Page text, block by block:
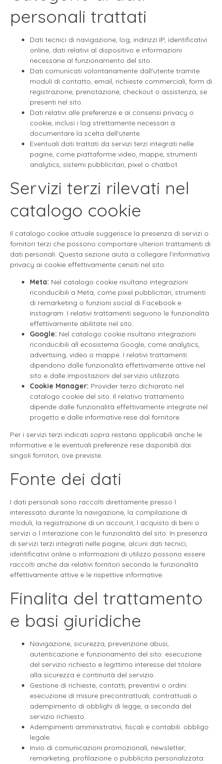
personali trattati
Dati tecnici di navigazione, log, indirizzi IP, identificativi
online, dati relativi al dispositivo e informazioni
necessarie al funzionamento del sito.
Dati comunicati volontariamente dall'utente tramite
moduli di contatto, email, richieste commerciali, form di
registrazione, prenotazione, checkout o assistenza, se
presenti nel sito.
Dati relativi alle preferenze e ai consensi privacy o
cookie, inclusi i log strettamente necessari a
documentare la scelta dell'utente.
Eventuali dati trattati da servizi terzi integrati nelle
pagine, come piattaforme video, mappe, strumenti
analytics, sistemi pubblicitari, pixel o chatbot.
Servizi terzi rilevati nel
catalogo cookie
Il catalogo cookie attuale suggerisce la presenza di servizi o
fornitori terzi che possono comportare ulteriori trattamenti di
dati personali. Questa sezione aiuta a collegare l'informativa
privacy ai cookie effettivamente censiti nel sito.
Meta: Nel catalogo cookie risultano integrazioni
riconducibili a Meta, come pixel pubblicitari, strumenti
di remarketing o funzioni social di Facebook e
Instagram. I relativi trattamenti seguono le funzionalità
effettivamente abilitate nel sito.
Google: Nel catalogo cookie risultano integrazioni
riconducibili all ecosistema Google, come analytics,
advertising, video o mappe. I relativi trattamenti
dipendono dalle funzionalità effettivamente attive nel
sito e dalle impostazioni del servizio utilizzato.
Cookie Manager: Provider terzo dichiarato nel
catalogo cookie del sito. Il relativo trattamento
dipende dalle funzionalità effettivamente integrate nel
progetto e dalle informative rese dal fornitore.
Per i servizi terzi indicati sopra restano applicabili anche le
informative e le eventuali preferenze rese disponibili dai
singoli fornitori, ove previste.
Fonte dei dati
I dati personali sono raccolti direttamente presso l
interessato durante la navigazione, la compilazione di
moduli, la registrazione di un account, l acquisto di beni o
servizi o l interazione con le funzionalità del sito. In presenza
di servizi terzi integrati nelle pagine, alcuni dati tecnici,
identificativi online o informazioni di utilizzo possono essere
raccolti anche dai relativi fornitori secondo le funzionalità
effettivamente attive e le rispettive informative.
Finalita del trattamento
e basi giuridiche
Navigazione, sicurezza, prevenzione abusi,
autenticazione e funzionamento del sito: esecuzione
del servizio richiesto e legittimo interesse del titolare
alla sicurezza e continuità del servizio.
Gestione di richieste, contatti, preventivi o ordini:
esecuzione di misure precontrattuali, contrattuali o
adempimento di obblighi di legge, a seconda del
servizio richiesto.
Adempimenti amministrativi, fiscali e contabili: obbligo
legale.
Invio di comunicazioni promozionali, newsletter,
remarketing, profilazione o pubblicita personalizzata: